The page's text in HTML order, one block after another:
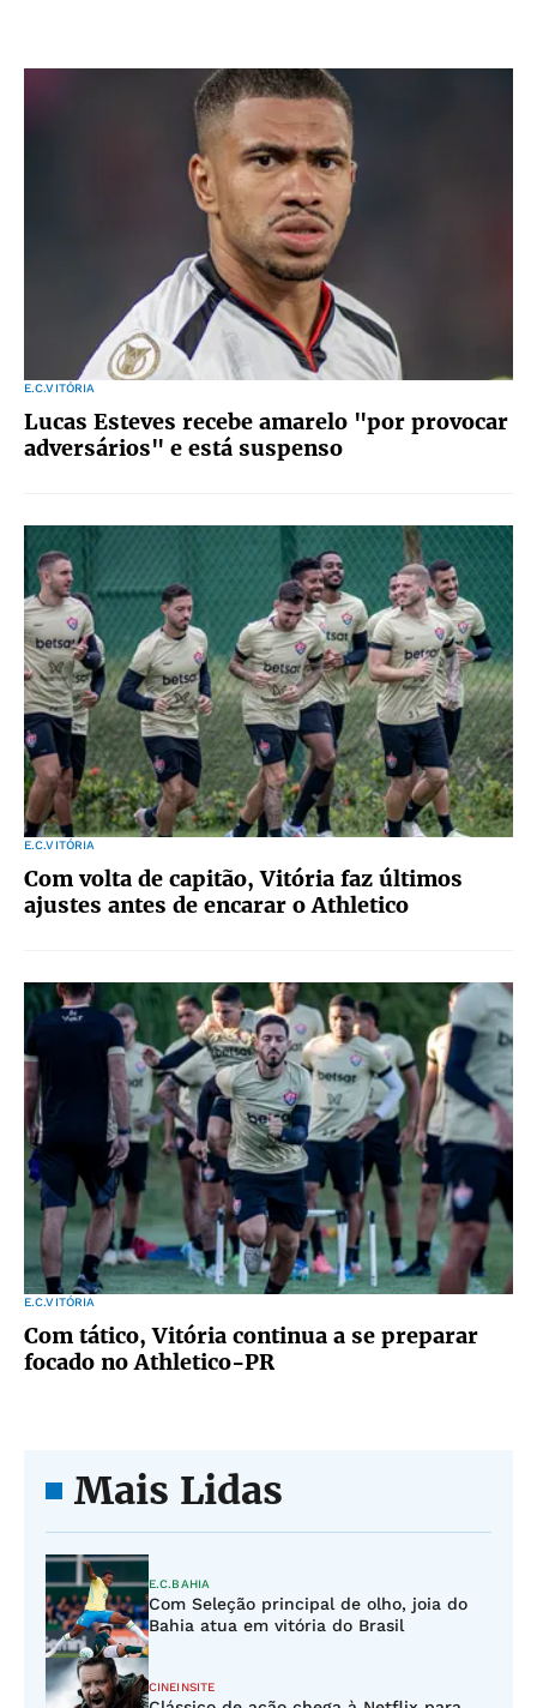
E.C.VITÓRIA
Lucas Esteves recebe amarelo "por provocar
adversários" e está suspenso
E.C.VITÓRIA
Com volta de capitão, Vitória faz últimos
ajustes antes de encarar o Athletico
E.C.VITÓRIA
Com tático, Vitória continua a se preparar
focado no Athletico-PR
Mais Lidas
E.C.BAHIA
Com Seleção principal de olho, joia do
Bahia atua em vitória do Brasil
CINEINSITE